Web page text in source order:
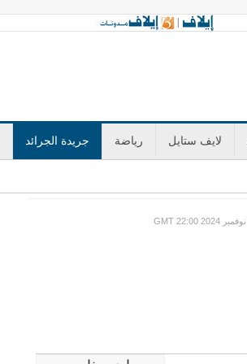
|
لايف ستايل رياضة جريدة الجرائد